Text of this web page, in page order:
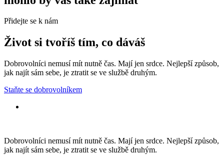
Přidejte se k nám
Život si tvoříš tím, co dáváš
Dobrovolníci nemusí mít nutně čas. Mají jen srdce. Nejlepší způsob,
jak najít sám sebe, je ztratit se ve službě druhým.
Staňte se dobrovolníkem
Dobrovolníci nemusí mít nutně čas. Mají jen srdce. Nejlepší způsob,
jak najít sám sebe, je ztratit se ve službě druhým.